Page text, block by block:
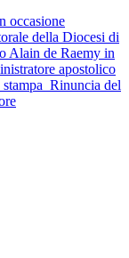
occasione
della Diocesi di
Alain de Raemy in
apostolico
del